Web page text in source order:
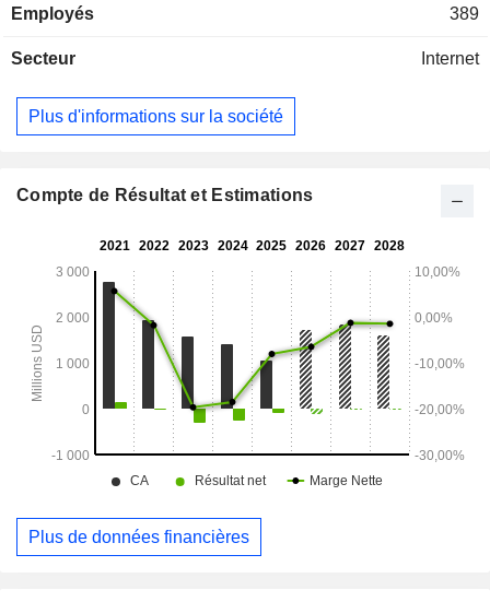
de la société comprennent Bed Bath & Beyond, buybuy
des infrastructures de données et de blockchain
GrainChain, qui améliorent la transparence, l’efficacité et la
liquidité dans les services financiers, les chaînes
numériques, ses services financiers et de protection, ainsi
système connecté conçu pour défendre les intérêts des
& Beyond, elle propose une vaste gamme de produits pour
la maison. Par l’intermédiaire de sa marque Overstock, elle
propose une gamme de produits à prix réduits. Elle détient
également le domaine Tokens.com.
Employés 389
Secteur Internet
Plus d'informations sur la société
Compte de Résultat et Estimations
Plus de données financières